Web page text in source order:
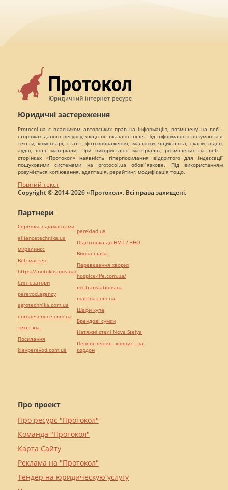
Юридичні застереження
Protocol.ua є власником авторських прав на інформацію, розміщену на веб -
сторінках даного ресурсу, якщо не вказано інше. Під інформацією розуміються
тексти, коментарі, статті, фотозображення, малюнки, ящик-шота, скани, відео,
аудіо, інші матеріали. При використанні матеріалів, розміщених на веб -
сторінках «Протокол» наявність гіперпосилання відкритого для індексації
пошуковими системами на protocol.ua обов`язкове. Під використанням
розуміється копіювання, адаптація, рерайтинг, модифікація тощо.
Повний текст
Copyright © 2014-2026 «Протокол». Всі права захищені.
Про проект
Про ресурс "Протокол"
Команда "Протокол"
Карта Сайту
Реклама на "Протокол"
Тендер на юридическую услугу
Партнери
Сережки з діамантами
alliancetechnika.ua
миралинкс
Веб мастер
https://motokosmos.ua/
Синтезатори
perevod.agency
agrotechnika.com.ua
europeservice.com.ua
текст юа
Посилання
kievperevod.com.ua
pereklad.ua
Підготовка до НМТ / ЗНО
Винна шафа
Перевезення хворих
hospice-life.com.ua/
mk-translations.ua
maltina.com.ua
Шафи купе
Брендові сумки
Натяжні стелі Nova Stelya
Перевезення хворих за
кордон